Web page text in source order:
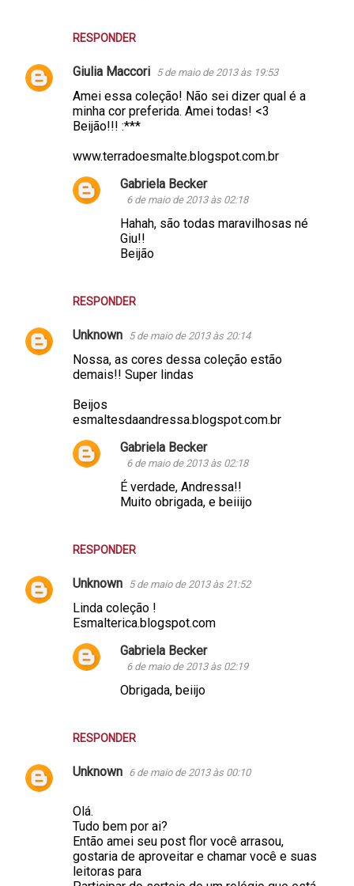
RESPONDER
Giulia Maccori 5 de maio de 2013 às 19:53
Amei essa coleção! Não sei dizer qual é a
minha cor preferida. Amei todas! <3
Beijão!!! :***
www.terradoesmalte.blogspot.com.br
RESPONDER
Gabriela Becker
6 de maio de 2013 às 02:18
Hahah, são todas maravilhosas né
Giu!!
Beijão
Unknown 5 de maio de 2013 às 20:14
Nossa, as cores dessa coleção estão
demais!! Super lindas
Beijos
esmaltesdaandressa.blogspot.com.br
RESPONDER
Gabriela Becker
6 de maio de 2013 às 02:18
É verdade, Andressa!!
Muito obrigada, e beiiijo
Unknown 5 de maio de 2013 às 21:52
Linda coleção !
Esmalterica.blogspot.com
RESPONDER
Gabriela Becker
6 de maio de 2013 às 02:19
Obrigada, beiijo
Unknown 6 de maio de 2013 às 00:10
Olá.
Tudo bem por ai?
Então amei seu post flor você arrasou,
gostaria de aproveitar e chamar você e suas
leitoras para